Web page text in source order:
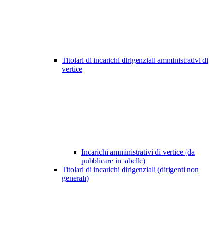
Titolari di incarichi dirigenziali amministrativi di
vertice
Incarichi amministrativi di vertice (da
pubblicare in tabelle)
Titolari di incarichi dirigenziali (dirigenti non
generali)